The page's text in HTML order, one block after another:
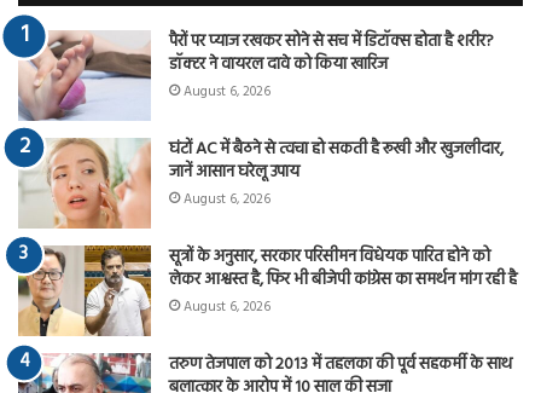
पैरों पर प्याज रखकर सोने से सच में डिटॉक्स होता है शरीर?
डॉक्टर ने वायरल दावे को किया खारिज
August 6, 2026
घंटों AC में बैठने से त्वचा हो सकती है रूखी और खुजलीदार,
जानें आसान घरेलू उपाय
August 6, 2026
सूत्रों के अनुसार, सरकार परिसीमन विधेयक पारित होने को
लेकर आश्वस्त है, फिर भी बीजेपी कांग्रेस का समर्थन मांग रही है
August 6, 2026
तरुण तेजपाल को 2013 में तहलका की पूर्व सहकर्मी के साथ